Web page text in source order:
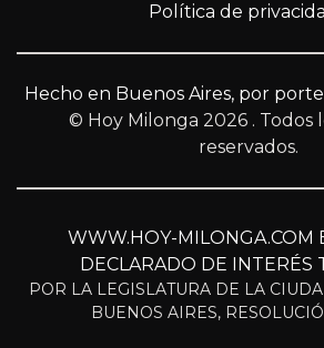
Política de
Hecho en Buenos Aires, por
© Hoy Milonga 2026 . Todos
reservados.
WWW.HOY-MILONGA.COM
DECLARADO DE INTERÉS
POR LA LEGISLATURA DE LA
BUENOS AIRES,